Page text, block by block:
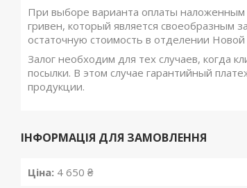
При выборе варианта оплаты
гривен, который является своеобразным
остаточную стоимость в отделении
Залог необходим для тех случаев, когда
посылки. В этом случае гарантийный
продукции.
ІНФОРМАЦІЯ ДЛЯ ЗАМОВЛЕННЯ
Ціна: 4 650 ₴